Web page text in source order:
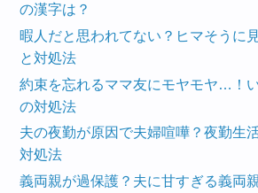
の漢字は？
暇人だと思われてない？ヒマそうに
と対処法
約束を忘れるママ友にモヤモヤ…！
の対処法
夫の夜勤が原因で夫婦喧嘩？夜勤生
対処法
義両親が過保護？夫に甘すぎる義両